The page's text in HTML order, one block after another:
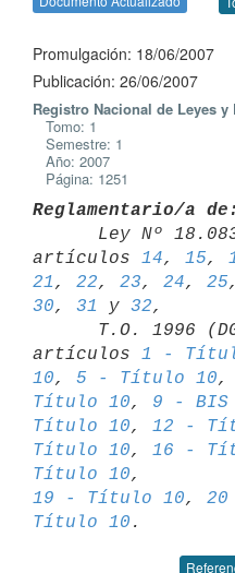
Promulgación: 18/06/2007
Publicación: 26/06/2007
Registro Nacional de Leyes y
Tomo: 1
Semestre: 1
Año: 2007
Página: 1251
Reglamentario/a de:
artículos 14, 15,
21 , 22, 23, 24, 25
30, 31 y 32,
artículos 1 -
10, 5 - Título 10,
Título 10, 9 -
Título 10, 12 -
Título 10, 16 -
Título 10
19 - Título 10,
Título 10